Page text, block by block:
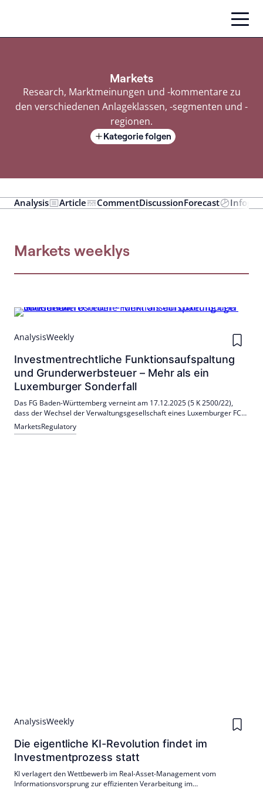
springen
Markets
Research, Marktmeinungen und -kommentare zu
den verschiedenen Anlageklassen, -segmenten und -
regionen.
Kategorie folgen
Analysis Article CommentDiscussionForecast
Markets weeklys
AnalysisWeekly
Investmentrechtliche Funktionsaufspaltung
und Grunderwerbsteuer – Mehr als ein
Luxemburger Sonderfall
Das FG Baden-Württemberg verneint am 17.12.2025 (5 K 2500/22),
dass der Wechsel der Verwaltungsgesellschaft eines Luxemburger FCP
einen Anteilsübergang nach § 1 Abs. 3 Nr. 4 GrEStG auslöst.
Maßgeblich sind Rechtspositionen, nicht Funktionen. Die Tragweite
MarketsRegulatory
AnalysisWeekly
Die eigentliche KI-Revolution findet im
Investmentprozess statt
KI verlagert den Wettbewerb im Real-Asset-Management vom
Informationsvorsprung zur effizienten Verarbeitung im